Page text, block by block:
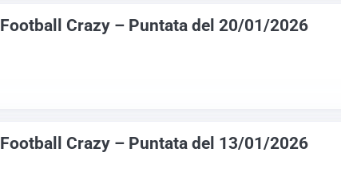
Football Crazy – Puntata del 20/01/2026
Football Crazy – Puntata del 13/01/2026